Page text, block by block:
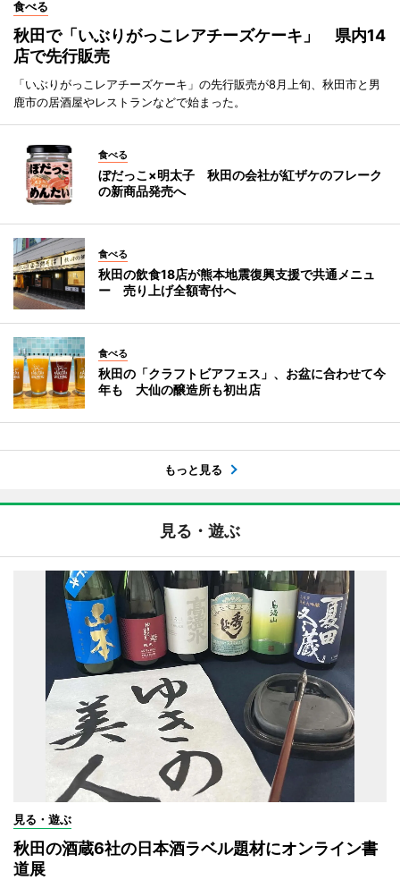
食べる
秋田で「いぶりがっこレアチーズケーキ」 県内14
店で先行販売
「いぶりがっこレアチーズケーキ」の先行販売が8月上旬、秋田市と男
鹿市の居酒屋やレストランなどで始まった。
食べる
ぼだっこ×明太子 秋田の会社が紅ザケのフレーク
の新商品発売へ
食べる
秋田の飲食18店が熊本地震復興支援で共通メニュ
ー 売り上げ全額寄付へ
食べる
秋田の「クラフトビアフェス」、お盆に合わせて今
年も 大仙の醸造所も初出店
もっと見る
見る・遊ぶ
見る・遊ぶ
秋田の酒蔵6社の日本酒ラベル題材にオンライン書
道展